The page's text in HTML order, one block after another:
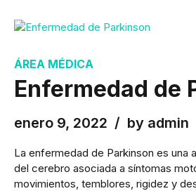
ÁREA MÉDICA
Enfermedad de
enero 9, 2022 by admin
La enfermedad de Parkinson es una
del cerebro asociada a síntomas
movimientos, temblores, rigidez y